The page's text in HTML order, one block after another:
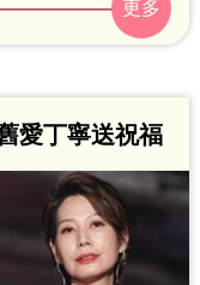
表現出來，
現出來」。
愛丁寧送祝福